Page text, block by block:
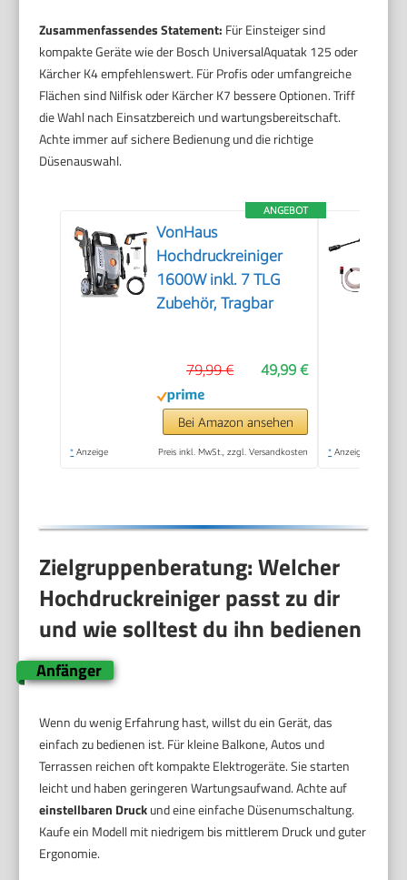
Zusammenfassendes Statement: Für Einsteiger sind
kompakte Geräte wie der Bosch UniversalAquatak 125 oder
Kärcher K4 empfehlenswert. Für Profis oder umfangreiche
Flächen sind Nilfisk oder Kärcher K7 bessere Optionen. Triff
die Wahl nach Einsatzbereich und wartungsbereitschaft.
Achte immer auf sichere Bedienung und die richtige
Düsenauswahl.
ANGEBOT
VonHaus
Hochdruckreiniger
1600W inkl. 7 TLG
Zubehör, Tragbar
49,99 €
79,99 €
Bei Amazon ansehen
* Anzeige Preis inkl. MwSt., zzgl. Versandkosten * Anzeige
Zielgruppenberatung: Welcher
Hochdruckreiniger passt zu dir
und wie solltest du ihn bedienen
Anfänger
Wenn du wenig Erfahrung hast, willst du ein Gerät, das
einfach zu bedienen ist. Für kleine Balkone, Autos und
Terrassen reichen oft kompakte Elektrogeräte. Sie starten
leicht und haben geringeren Wartungsaufwand. Achte auf
einstellbaren Druckund eine einfache Düsenumschaltung.
Kaufe ein Modell mit niedrigem bis mittlerem Druck und guter
Ergonomie.